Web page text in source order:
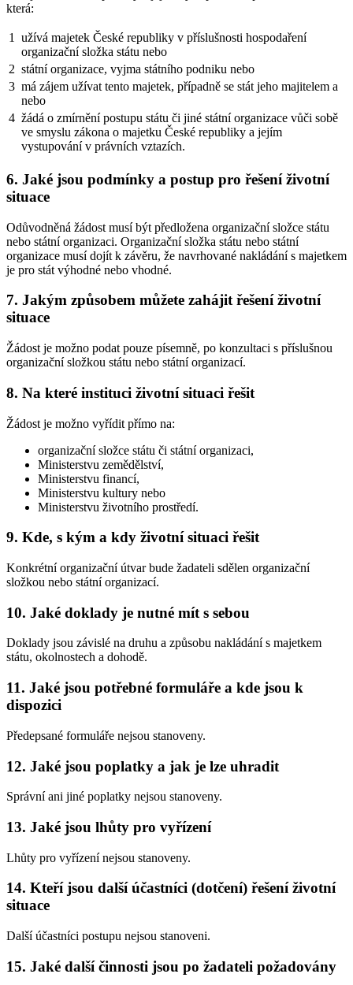
která:
1
užívá majetek České republiky v příslušnosti hospodaření
organizační složka státu nebo
2 státní organizace, vyjma státního podniku nebo
3 má zájem užívat tento majetek, případně se stát jeho majitelem a
nebo
4 žádá o zmírnění postupu státu či jiné státní organizace vůči sobě
ve smyslu zákona o majetku České republiky a jejím
vystupování v právních vztazích.
6. Jaké jsou podmínky a postup pro řešení životní
situace
Odůvodněná žádost musí být předložena organizační složce státu
nebo státní organizaci. Organizační složka státu nebo státní
organizace musí dojít k závěru, že navrhované nakládání s majetkem
je pro stát výhodné nebo vhodné.
7. Jakým způsobem můžete zahájit řešení životní
situace
Žádost je možno podat pouze písemně, po konzultaci s příslušnou
organizační složkou státu nebo státní organizací.
8. Na které instituci životní situaci řešit
Žádost je možno vyřídit přímo na:
organizační složce státu či státní organizaci,
Ministerstvu zemědělství,
Ministerstvu financí,
Ministerstvu kultury nebo
Ministerstvu životního prostředí.
9. Kde, s kým a kdy životní situaci řešit
Konkrétní organizační útvar bude žadateli sdělen organizační
složkou nebo státní organizací.
10. Jaké doklady je nutné mít s sebou
Doklady jsou závislé na druhu a způsobu nakládání s majetkem
státu, okolnostech a dohodě.
11. Jaké jsou potřebné formuláře a kde jsou k
dispozici
Předepsané formuláře nejsou stanoveny.
12. Jaké jsou poplatky a jak je lze uhradit
Správní ani jiné poplatky nejsou stanoveny.
13. Jaké jsou lhůty pro vyřízení
Lhůty pro vyřízení nejsou stanoveny.
14. Kteří jsou další účastníci (dotčení) řešení životní
situace
Další účastníci postupu nejsou stanoveni.
15. Jaké další činnosti jsou po žadateli požadovány